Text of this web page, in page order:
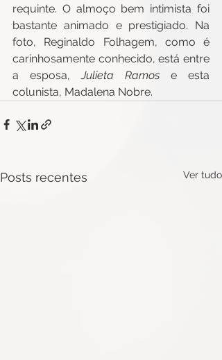
requinte. O almoço bem intimista foi
bastante animado e prestigiado. Na
foto, Reginaldo Folhagem, como é
carinhosamente conhecido, está entre
a esposa, Julieta Ramos e esta
colunista, Madalena Nobre.
Posts recentes Ver tudo